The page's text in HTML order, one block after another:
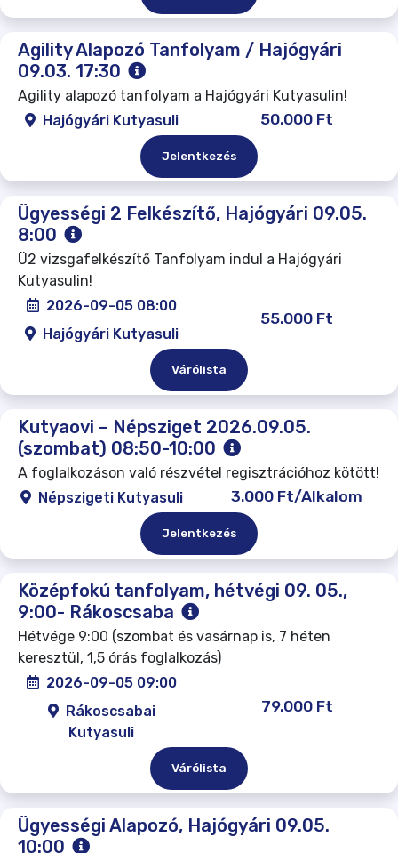
Agility Alapozó Tanfolyam / Hajógyári
09.03. 17:30
Agility alapozó tanfolyam a Hajógyári Kutyasulin!
Hajógyári Kutyasuli
50.000 Ft
Jelentkezés
Ügyességi 2 Felkészítő, Hajógyári 09.05.
8:00
Ü2 vizsgafelkészítő Tanfolyam indul a Hajógyári
Kutyasulin!
2026-09-05 08:00
Hajógyári Kutyasuli
55.000 Ft
Várólista
Kutyaovi – Népsziget 2026.09.05.
(szombat) 08:50-10:00
A foglalkozáson való részvétel regisztrációhoz kötött!
Népszigeti Kutyasuli
3.000 Ft/Alkalom
Jelentkezés
Középfokú tanfolyam, hétvégi 09. 05.,
9:00- Rákoscsaba
Hétvége 9:00 (szombat és vasárnap is, 7 héten
keresztül, 1,5 órás foglalkozás)
2026-09-05 09:00
Rákoscsabai
Kutyasuli
79.000 Ft
Várólista
Ügyességi Alapozó, Hajógyári 09.05.
10:00